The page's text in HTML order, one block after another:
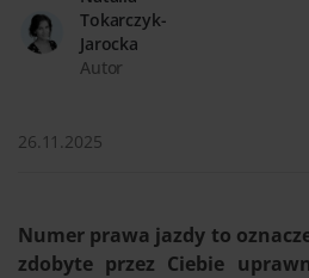
Tokarczyk-
Jarocka
Autor
26.11.2025
Numer prawa jazdy to
zdobyte przez Ciebie